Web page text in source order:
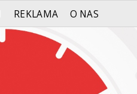
REKLAMA O NAS